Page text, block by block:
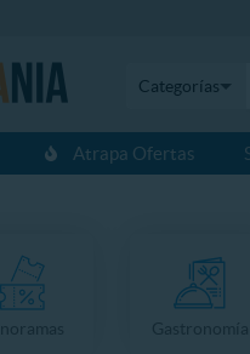
Categorías
Atrapa Ofertas